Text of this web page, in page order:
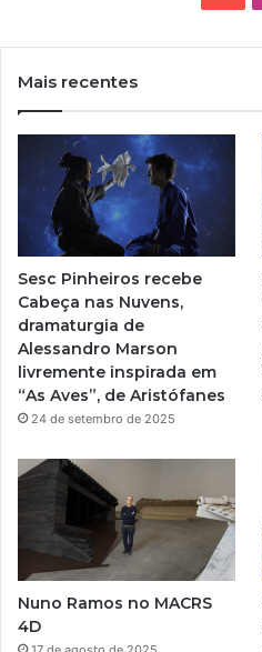
T
e
Mais recentes
Sesc Pinheiros recebe
Cabeça nas Nuvens,
dramaturgia de
Alessandro Marson
livremente inspirada em
“As Aves”, de Aristófanes
24 de setembro de 2025
Nuno Ramos no MACRS
4D